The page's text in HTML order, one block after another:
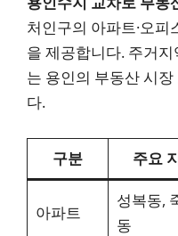
처인구의 아파트·오피
을 제공합니다. 주거
는 용인의 부동산 시
다.
구분 주요
아파트
성복동,
동